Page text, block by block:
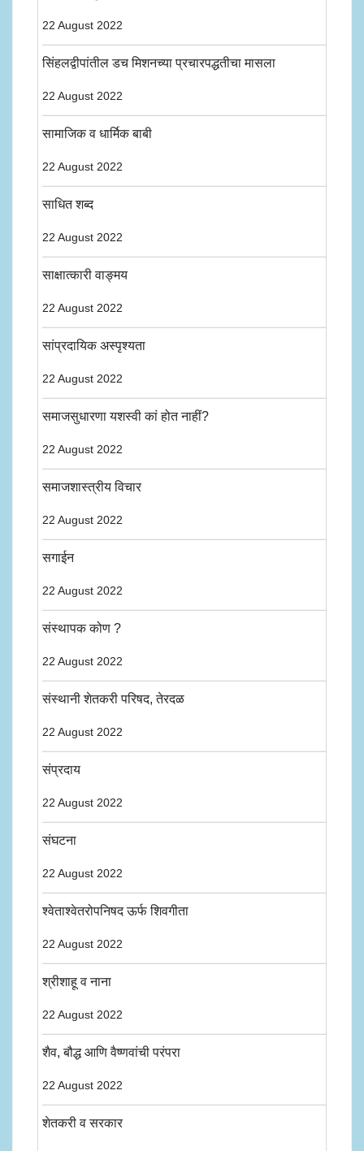
22 August 2022
सिंहलद्वीपांतील डच मिशनच्या प्रचारपद्धतीचा मासला
22 August 2022
सामाजिक व धार्मिक बाबी
22 August 2022
साधित शब्द
22 August 2022
साक्षात्कारी वाङ्मय
22 August 2022
सांप्रदायिक अस्पृश्यता
22 August 2022
समाजसुधारणा यशस्वी कां होत नाहीं?
22 August 2022
समाजशास्त्रीय विचार
22 August 2022
सगाईन
22 August 2022
संस्थापक कोण ?
22 August 2022
संस्थानी शेतकरी परिषद, तेरदळ
22 August 2022
संप्रदाय
22 August 2022
संघटना
22 August 2022
श्वेताश्वेतरोपनिषद ऊर्फ शिवगीता
22 August 2022
श्रीशाहू व नाना
22 August 2022
शैव, बौद्ध आणि वैष्णवांची परंपरा
22 August 2022
शेतकरी व सरकार